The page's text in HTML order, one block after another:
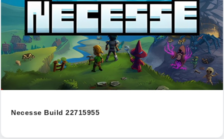
Necesse Build 22715955